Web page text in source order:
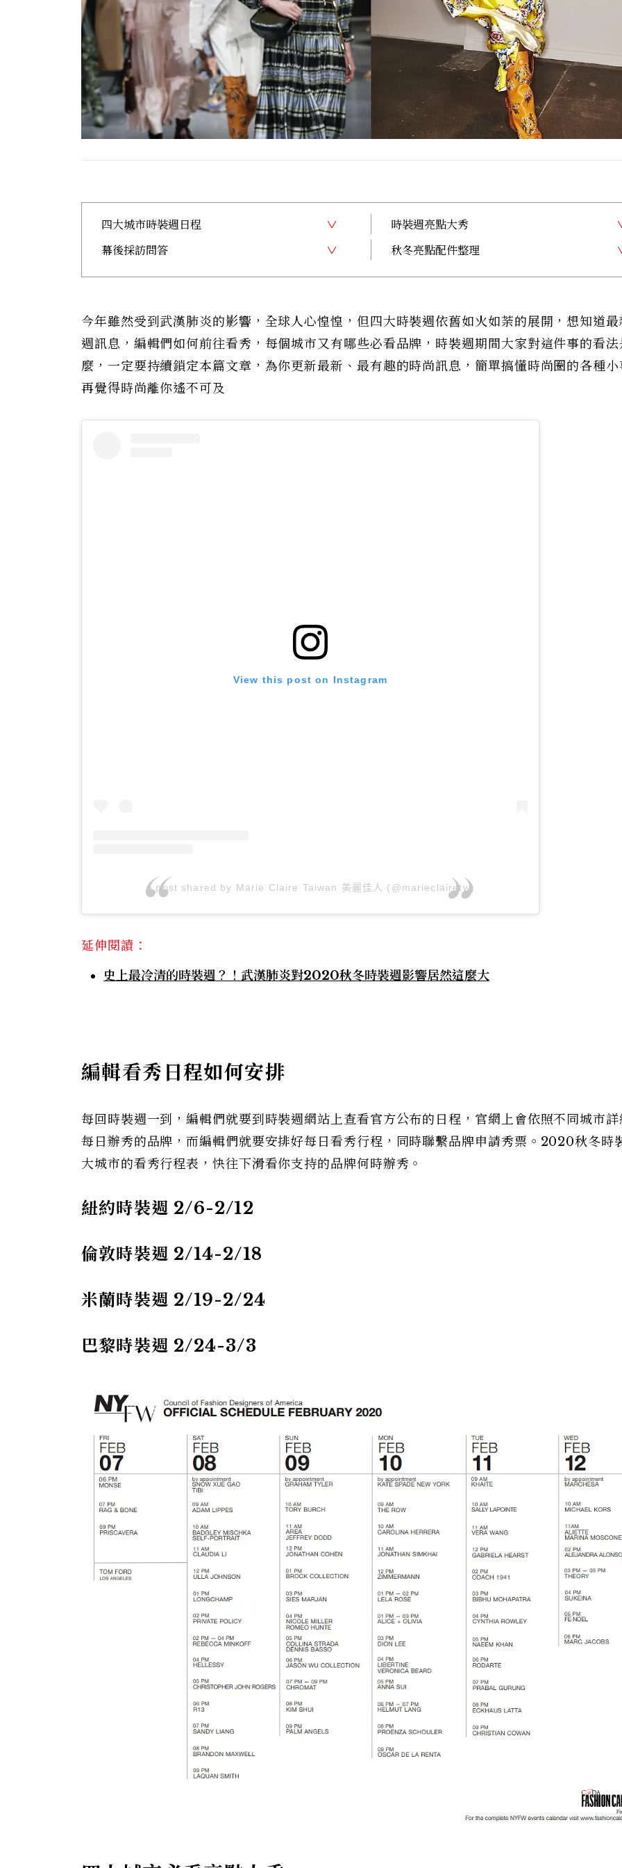
四大城市時裝週日程
時裝週亮點大秀
幕後採訪問答
秋冬亮點配件整理
今年雖然受到武漢肺炎的影響，全球人心惶惶，但四大時裝週依舊如火如荼的展開，想知道
週訊息，編輯們如何前往看秀，每個城市又有哪些必看品牌，時裝週期間大家對這件事的看法
麼，一定要持續鎖定本篇文章，為你更新最新、最有趣的時尚訊息，簡單搞懂時尚圈的各種小
再覺得時尚離你遙不可及
View this post on Instagram
A post shared by Marie Claire Taiwan 美麗佳人 (@marieclairetw)
延伸閱讀：
史上最冷清的時裝週？！武漢肺炎對2020秋冬時裝週影響居然這麼大
編輯看秀日程如何安排
每回時裝週一到，編輯們就要到時裝週網站上查看官方公布的日程，官網上會依照不同城市詳
每日辦秀的品牌，而編輯們就要安排好每日看秀行程，同時聯繫品牌申請秀票。2020秋冬時
大城市的看秀行程表，快往下滑看你支持的品牌何時辦秀。
紐約時裝週 2/6-2/12
倫敦時裝週 2/14-2/18
米蘭時裝週 2/19-2/24
巴黎時裝週 2/24-3/3